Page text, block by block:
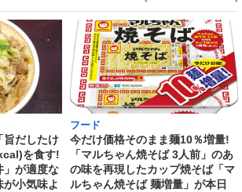
旨だしたけ
を食す!
」が適度な
小気味よ
フード
今だけ価格そのまま麺10％増量!
「マルちゃん焼そば 3人前」のあ
の味を再現したカップ焼そば「マ
ルちゃん焼そば 麺増量」が本日